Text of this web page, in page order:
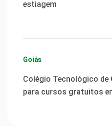
estiagem
Goiás
Colégio Tecnológico de
para cursos gratuitos